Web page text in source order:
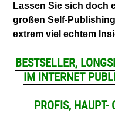
Lassen Sie sich doch
großen Self-
extrem viel echtem
BESTSELLER,
IM INTERNET
PROFIS, HAUPT-